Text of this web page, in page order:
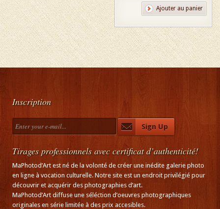
Ajouter au panier
Inscription
Tirages professionnels avec certificat d’authenticité!
MaPhotod’Art est né de la volonté de créer une inédite galerie photo
en ligne à vocation culturelle. Notre site est un endroit privilégié pour
découvrir et acquérir des photographies d’art.
MaPhotod’Art diffuse une séléction d’oeuvres photographiques
originales en série limitée à des prix accesibles.